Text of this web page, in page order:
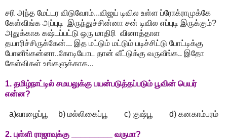
சரி அந்த மேட்டர விடுவோம்...விஜய் டிவில உள்ள ப்ரோக்ராமுக்கே
கேள்விங்க அப்புடி இருந்துச்சின்னா சன் டிவில எப்புடி இருக்கும்?
அதுக்காக கஷ்டப்பட்டு ஒரு மாதிரி வினாத்தாள
தயாரிச்சிருக்கேன்... இத மட்டும் மட்டும் படிச்சிட்டு போட்டிக்கு
போனீங்கன்னா..கோடியோட தான் வீட்டுக்கு வருவீங்க.. இதோ
கேள்விகள் உங்களுக்காக...
1. தமிழ்நாட்டில் சமயலுக்கு பயன்படுத்தப்படும் பூவின் பெயர்
என்ன?
a)வாழைப்பூ b) மல்லிகைப்பூ c) குஷ்பூ d) கனகாம்பரம்
2. புள்ளி ராஜாவுக்கு _________ வருமா?